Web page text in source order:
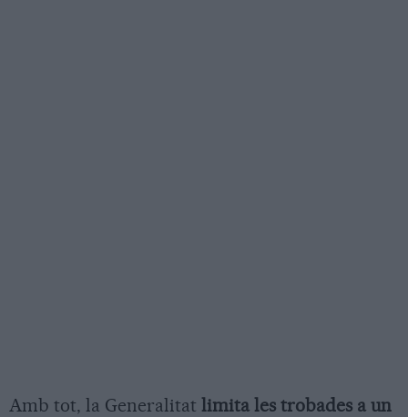
Amb tot, la Generalitat limita les trobades a un